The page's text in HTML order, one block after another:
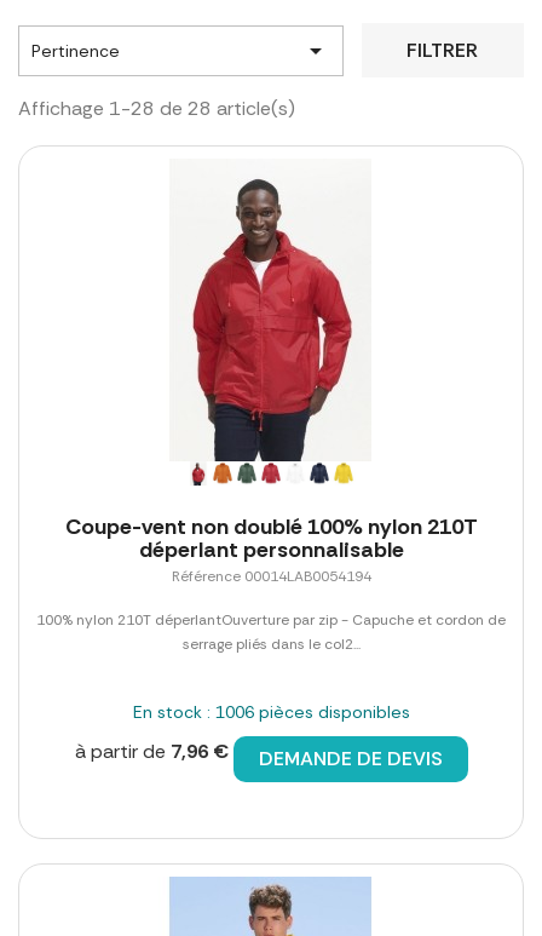
Pertinence  FILTRER
Affichage 1-28 de 28 article(s)
Coupe-vent non doublé 100% nylon 210T
déperlant personnalisable
Référence 00014LAB0054194
100% nylon 210T déperlantOuverture par zip - Capuche et cordon de
serrage pliés dans le col2...
En stock : 1006 pièces disponibles
à partir de 7,96 € DEMANDE DE DEVIS